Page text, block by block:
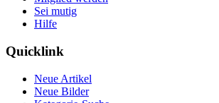
Sei mutig
Hilfe
Quicklink
Neue Artikel
Neue Bilder